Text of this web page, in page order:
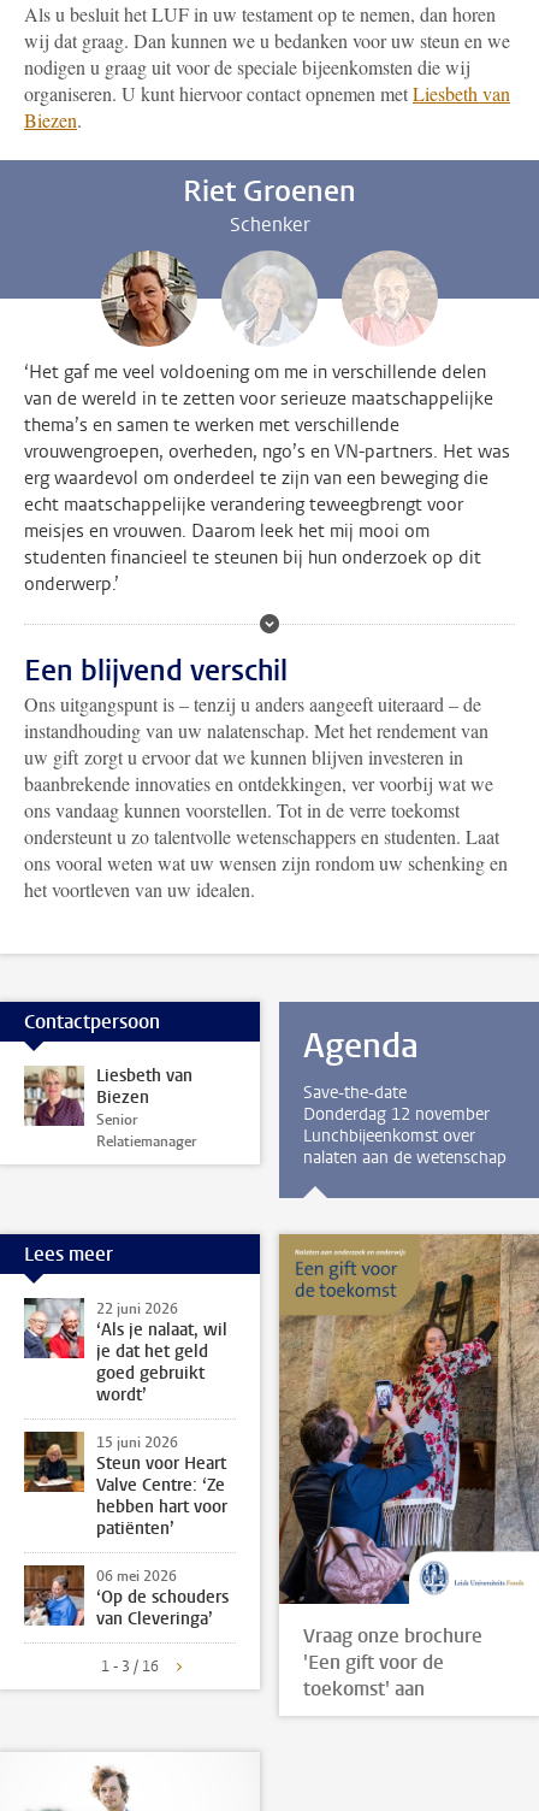
Als u besluit het LUF in uw testament op te nemen, dan horen
wij dat graag. Dan kunnen we u bedanken voor uw steun en we
nodigen u graag uit voor de speciale bijeenkomsten die wij
organiseren. U kunt hiervoor contact opnemen metLiesbeth van
Biezen.
Riet Groenen
Schenker
‘Het gaf me veel voldoening om me in verschillende delen
van de wereld in te zetten voor serieuze maatschappelijke
thema’s en samen te werken met verschillende
vrouwengroepen, overheden, ngo’s en VN-partners. Het was
erg waardevol om onderdeel te zijn van een beweging die
echt maatschappelijke verandering teweegbrengt voor
meisjes en vrouwen. Daarom leek het mij mooi om
studenten financieel te steunen bij hun onderzoek op dit
onderwerp.’
Een blijvend verschil
Ons uitgangspunt is – tenzij u anders aangeeft uiteraard – de
instandhouding van uw nalatenschap. Met het rendement van
uw gift zorgt u ervoor dat we kunnen blijven investeren in
baanbrekende innovaties en ontdekkingen, ver voorbij wat we
ons vandaag kunnen voorstellen. Tot in de verre toekomst
ondersteunt u zo talentvolle wetenschappers en studenten. Laat
ons vooral weten wat uw wensen zijn rondom uw schenking en
het voortleven van uw idealen.
Contactpersoon
Liesbeth van
Biezen
Senior
Relatiemanager
Agenda
Save-the-date
Donderdag 12 november
Lunchbijeenkomst over
nalaten aan de wetenschap
Lees meer
22 juni 2026
‘Als je nalaat, wil
je dat het geld
goed gebruikt
wordt’
15 juni 2026
Steun voor Heart
Valve Centre: ‘Ze
hebben hart voor
patiënten’
06 mei 2026
‘Op de schouders
van Cleveringa’
1 - 3 / 16
Vraag onze brochure
'Een gift voor de
toekomst' aan